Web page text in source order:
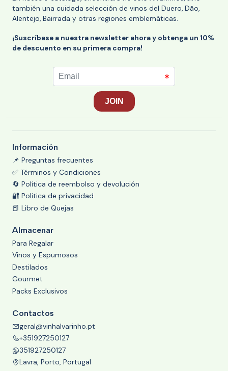
también una cuidada selección de vinos del Duero, Dão,
Alentejo, Bairrada y otras regiones emblemáticas.
¡Suscríbase a nuestra newsletter ahora y obtenga un 10%
de descuento en su primera compra!
Información
📌 Preguntas frecuentes
✅ Términos y Condiciones
🔄 Política de reembolso y devolución
🔐 Política de privacidad
📕 Libro de Quejas
Almacenar
Para Regalar
Vinos y Espumosos
Destilados
Gourmet
Packs Exclusivos
Contactos
geral@vinhalvarinho.pt
+351927250127
351927250127
Lavra, Porto, Portugal